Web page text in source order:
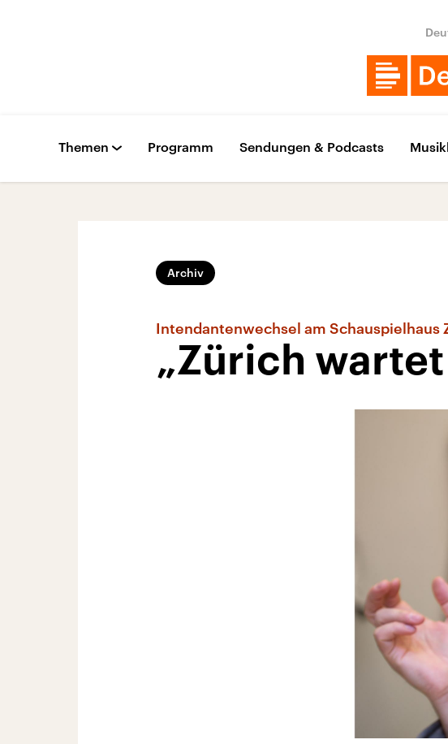
Themen Programm Sendungen & Podcasts
Archiv
Intendantenwechsel am Schauspielhaus
„Zürich